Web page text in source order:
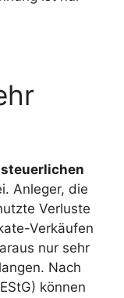
steuerlichen
Anleger, die
Verluste
Verkäufen
nur sehr
Nach
können